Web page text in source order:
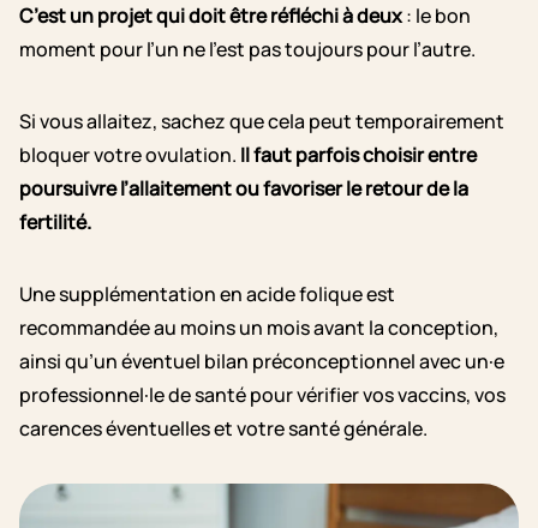
C’est un projet qui doit être réfléchi à deux: le bon
moment pour l’un ne l’est pas toujours pour l’autre.
Si vous allaitez, sachez que cela peut temporairement
bloquer votre ovulation. Il faut parfois choisir entre
poursuivre l’allaitement ou favoriser le retour de la
fertilité.
Une supplémentation en acide folique est
recommandée au moins un mois avant la conception,
ainsi qu’un éventuel bilan préconceptionnel avec un·e
professionnel·le de santé pour vérifier vos vaccins, vos
carences éventuelles et votre santé générale.